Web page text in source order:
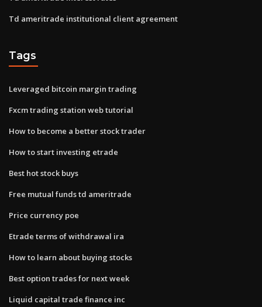
Td ameritrade institutional client agreement
Tags
Leveraged bitcoin margin trading
Fxcm trading station web tutorial
How to become a better stock trader
How to start investing etrade
Best hot stock buys
Free mutual funds td ameritrade
Price currency poe
Etrade terms of withdrawal ira
How to learn about buying stocks
Best option trades for next week
Liquid capital trade finance inc